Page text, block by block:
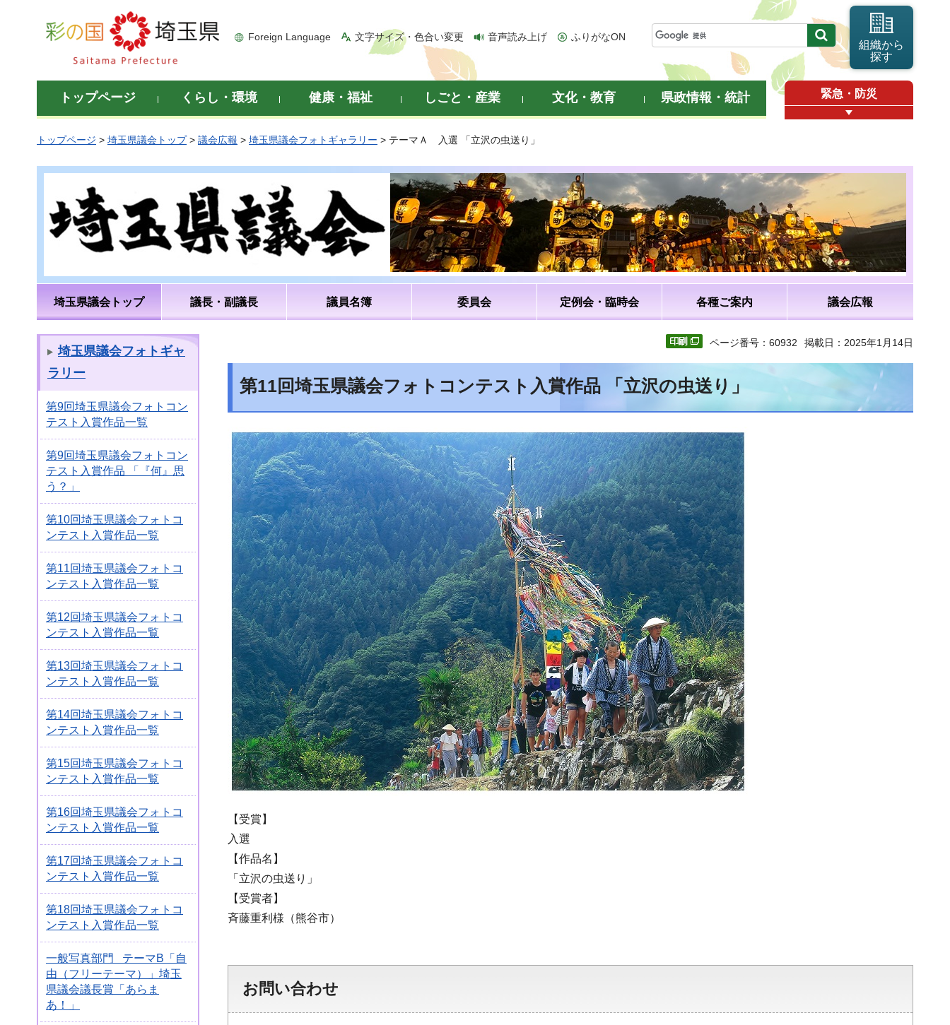
彩の国 埼玉県
Foreign Language 文字サイズ・色合い変更 音声読み上げ ふりがなON
組織から
探す
トップページ くらし・環境 健康・福祉 しごと・産業 文化・教育 県政情報・統計 緊急・防災
トップページ > 埼玉県議会トップ> 議会広報 > 埼玉県議会フォトギャラリー > テーマＡ 入選 「立沢の虫送り」
埼玉県議会トップ 議長・副議長 議員名簿 委員会 定例会・臨時会 各種ご案内 議会広報
埼玉県議会フォトギャ
ラリー
第9回埼玉県議会フォトコン
テスト入賞作品一覧
第9回埼玉県議会フォトコン
テスト入賞作品 「『何』思
う？」
第10回埼玉県議会フォトコ
ンテスト入賞作品一覧
第11回埼玉県議会フォトコ
ンテスト入賞作品一覧
第12回埼玉県議会フォトコ
ンテスト入賞作品一覧
第13回埼玉県議会フォトコ
ンテスト入賞作品一覧
第14回埼玉県議会フォトコ
ンテスト入賞作品一覧
第15回埼玉県議会フォトコ
ンテスト入賞作品一覧
第16回埼玉県議会フォトコ
ンテスト入賞作品一覧
第17回埼玉県議会フォトコ
ンテスト入賞作品一覧
第18回埼玉県議会フォトコ
ンテスト入賞作品一覧
一般写真部門 テーマB「自
由（フリーテーマ）」埼玉
県議会議長賞「あらま
あ！」
ページ番号：60932 掲載日：2025年1月14日
第11回埼玉県議会フォトコンテスト入賞作品 「立沢の虫送り」
【受賞】
入選
【作品名】
「立沢の虫送り」
【受賞者】
斉藤重利様（熊谷市）
お問い合わせ